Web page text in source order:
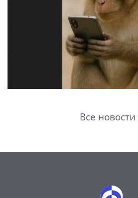
Все новости